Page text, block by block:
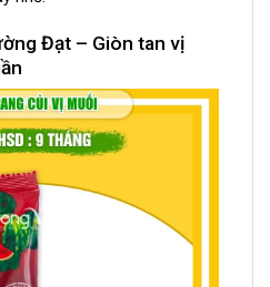
Đạt – Giòn tan vị